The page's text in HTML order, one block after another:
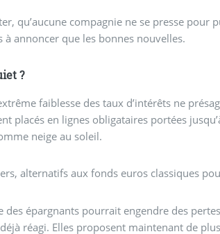
qu’aucune compagnie ne se presse pour
annoncer que les bonnes nouvelles.
?
faiblesse des taux d’intérêts ne
placés en lignes obligataires portées
neige au soleil.
alternatifs aux fonds euros classiques
des épargnants pourrait engendre des
réagi. Elles proposent maintenant de